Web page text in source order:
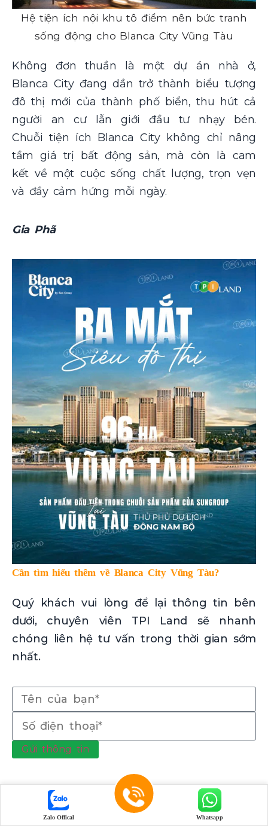
Hệ tiện ích nội khu tô điểm nên bức tranh
sống động cho Blanca City Vũng Tàu
Không đơn thuần là một dự án nhà ở,
Blanca City đang dần trở thành biểu tượng
đô thị mới của thành phố biển, thu hút cả
người an cư lẫn giới đầu tư nhạy bén.
Chuỗi tiện ích Blanca City không chỉ nâng
tầm giá trị bất động sản, mà còn là cam
kết về một cuộc sống chất lượng, trọn vẹn
và đầy cảm hứng mỗi ngày.
Gia Phã
Cần tìm hiểu thêm về Blanca City Vũng Tàu?
Quý khách vui lòng để lại thông tin bên
dưới, chuyên viên TPI Land sẽ nhanh
chóng liên hệ tư vấn trong thời gian sớm
nhất.
Gửi thông tin
Zalo Offical Whatsapp